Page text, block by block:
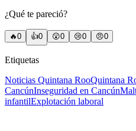
¿Qué te pareció?
🔥0 👍0 😲0 😢0 😠0
Etiquetas
Noticias Quintana RooQuintana
CancúnInseguridad en Cancún
infantilExplotación laboral